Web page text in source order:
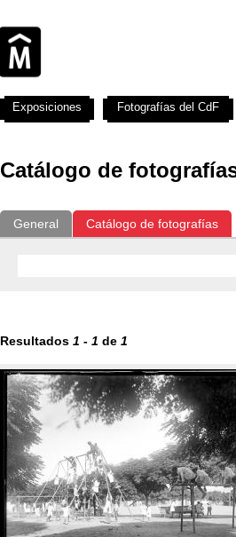
Catálogo de
General Catálogo de fotografías
Resultados 1 - 1 de 1
Exposiciones Fotografías del CdF